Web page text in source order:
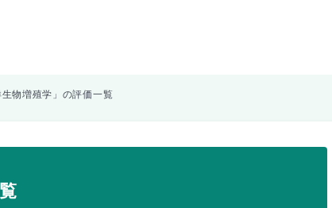
物増殖学」の評価一覧